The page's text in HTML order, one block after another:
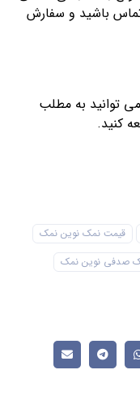
تماس باشید و سفارش
توانید به مطلب
کنید.
قیمت نمک نوین نمک
صدفی نوین نمک